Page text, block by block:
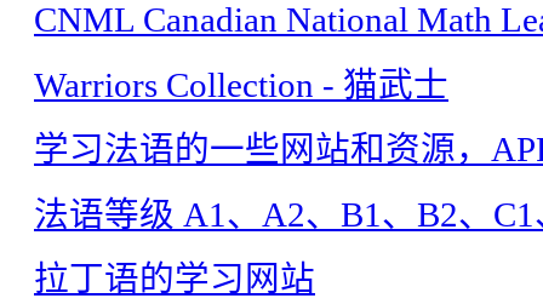
CNML Canadian National Math
Warriors Collection - 猫武士
学习法语的一些网站和资源，
法语等级 A1、A2、B1、B2、C1
拉丁语的学习网站